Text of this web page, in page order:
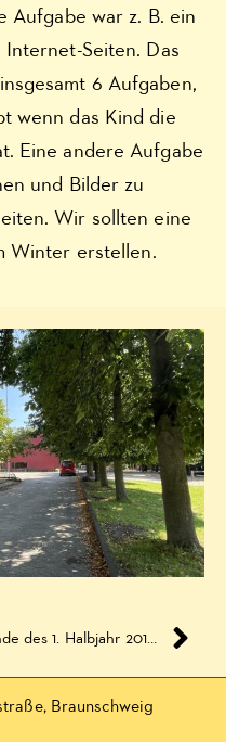
Aufgabe war z. B. ein
Internet-Seiten. Das
6 Aufgaben,
wenn das Kind die
Eine andere Aufgabe
und Bilder zu
Wir sollten eine
Winter erstellen.
Ende des 1. Halbjahr 2010/2011 der Website AG
Braunschweig